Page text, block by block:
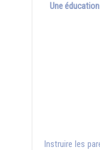
Une
Instruire les